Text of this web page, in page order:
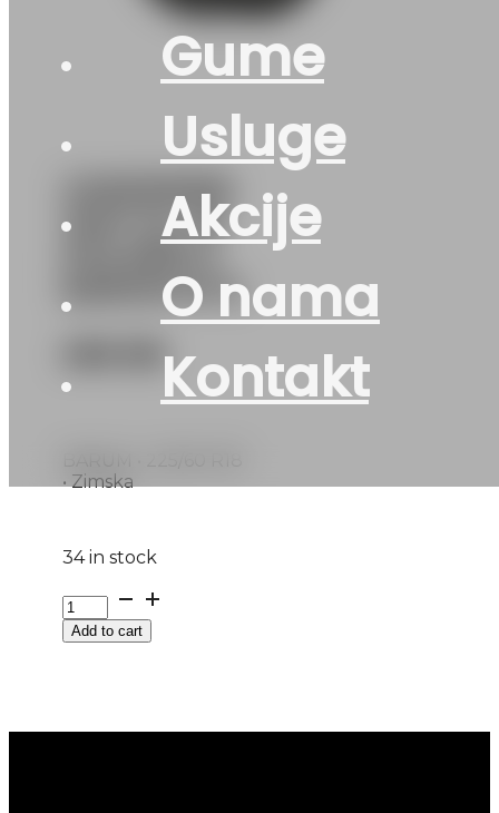
Gume
Usluge
Akcije
O nama
Kontakt
G225/60R18
104V XL FR
BARUM M+S
KM
• Zimska
34 in stock
G225/60R18
104V
XLAdd to cart